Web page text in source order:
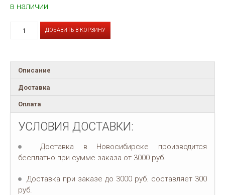
в наличии
ДОБАВИТЬ В КОРЗИНУ
Описание
Доставка
Оплата
УСЛОВИЯ ДОСТАВКИ:
Доставка в Новосибирске производится
бесплатно при сумме заказа от 3000 руб.
Доставка при заказе до 3000 руб. составляет 300
руб.